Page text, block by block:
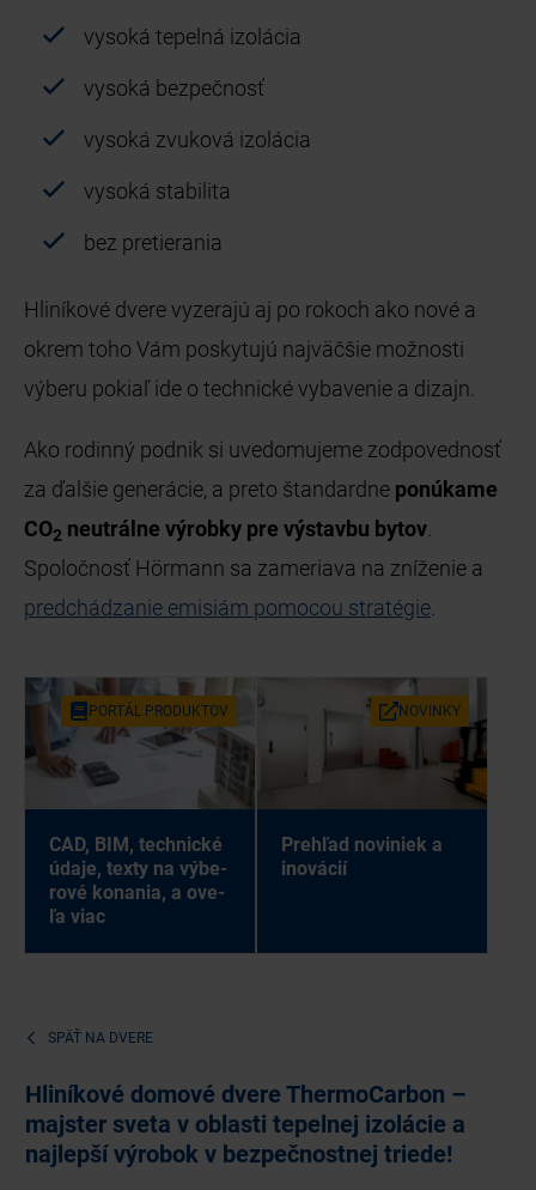
vysoká tepelná izolácia
vysoká bezpečnosť
vysoká zvuková izolácia
vysoká stabilita
bez pretierania
Hliníkové dvere vyzerajú aj po rokoch ako nové a
okrem toho Vám poskytujú najväčšie možnosti
výberu pokiaľ ide o technické vybavenie a dizajn.
Ako rodinný podnik si uvedomujeme zodpovednosť
za ďalšie generácie, a preto štandardne ponúkame
CO2 neutrálne výrobky pre výstavbu bytov.
Spoločnosť Hörmann sa zameriava na zníženie a
predchádzanie emisiám pomocou stratégie.
POR­TÁL PRO­DUK­TOV
CAD, BIM, tech­nic­ké
úda­je, tex­ty na vý­be­
ro­vé ko­na­nia, a ove­
ľa viac
NO­VIN­KY
Pre­hľad no­vi­niek a
ino­vá­cií
SPÄŤ NA DVERE
Hliníkové domové dvere ThermoCarbon –
majster sveta v oblasti tepelnej izolácie a
najlepší výrobok v bezpečnostnej triede!